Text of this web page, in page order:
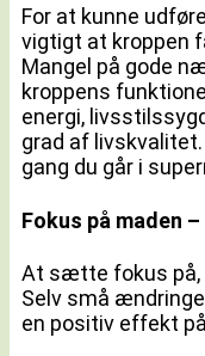
For at kunne
vigtigt at kroppen
Mangel på gode
kroppens
energi,
grad af
gang du går i
Fokus på maden
At sætte fokus på,
Selv små
en positiv effekt